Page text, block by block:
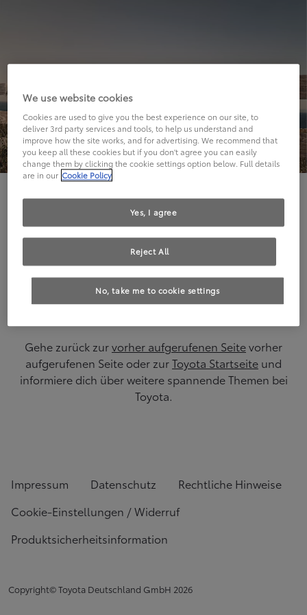
Hier geht's leider nicht weiter.
Die angeforderte Seite kann leider nicht gefunden
werden.
Gehe zurück zurvorher aufgerufenen Seitevorher
aufgerufenen Seite oder zurToyota Startseite und
informiere dich über weitere spannende Themen bei
Toyota.
Impressum Datenschutz
Rechtliche Hinweise
Cookie-Einstellungen / Widerruf
Produktsicherheitsinformation
Copyright© Toyota Deutschland GmbH 2026
We use website cookies
Cookies are used to give you the best experience on our site, to
deliver 3rd party services and tools, to help us understand and
improve how the site works, and for advertising. We recommend that
you keep all these cookies but if you don't agree you can easily
change them by clicking the cookie settings option below. Full details
are in our Cookie Policy
No, take me to cookie settings
Reject All
Yes, I agree